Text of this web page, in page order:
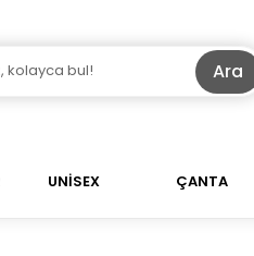
Ara
UNİSEX ÇANTA